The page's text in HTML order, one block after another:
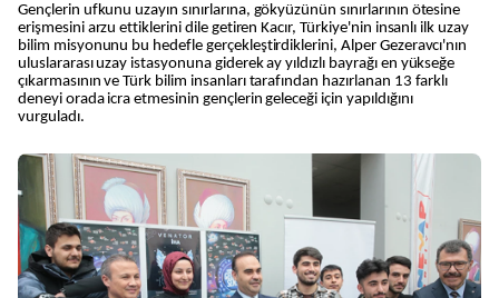
Gençlerin ufkunu uzayın sınırlarına, gökyüzünün sınırlarının ötesine
erişmesini arzu ettiklerini dile getiren Kacır, Türkiye'nin insanlı ilk uzay
bilim misyonunu bu hedefle gerçekleştirdiklerini, Alper Gezeravcı'nın
uluslararası uzay istasyonuna giderek ay yıldızlı bayrağı en yükseğe
çıkarmasının ve Türk bilim insanları tarafından hazırlanan 13 farklı
deneyi orada icra etmesinin gençlerin geleceği için yapıldığını
vurguladı.